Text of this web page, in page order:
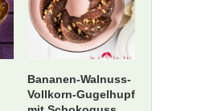
Bananen-Walnuss-
Vollkorn-Gugelhupf